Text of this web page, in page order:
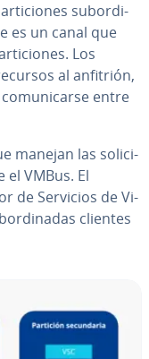
su­bo­r­di­
es un canal que
Los
al anfitrión,
entre
manejan las so­li­ci­
VMBus. El
de Servicios de Vi­
clientes